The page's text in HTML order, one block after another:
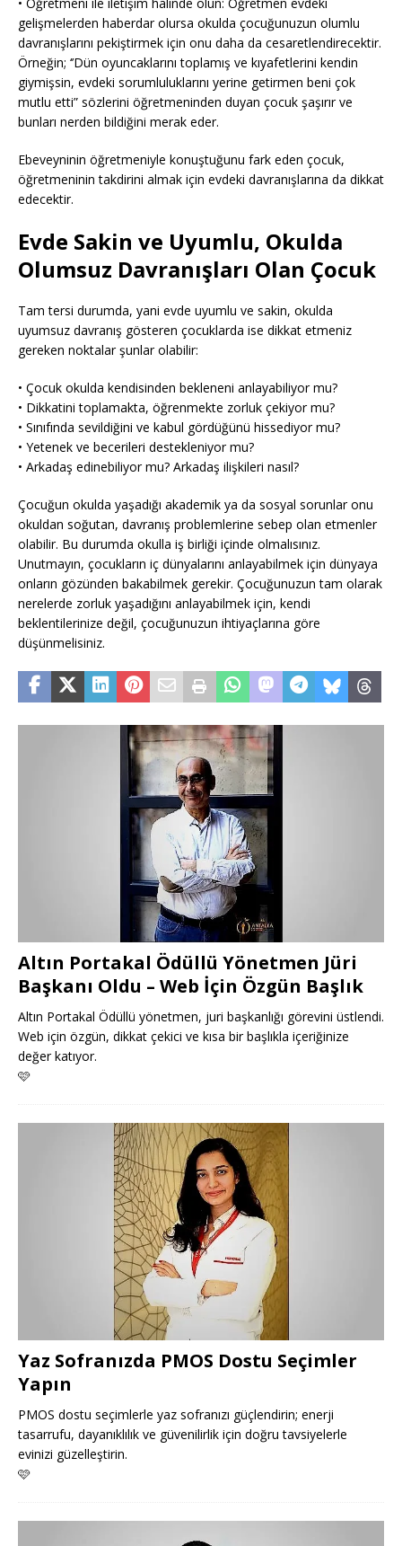
gelişmelerden haberdar olursa okulda çocuğunuzun olumlu
davranışlarını pekiştirmek için onu daha da cesaretlendirecektir.
Örneğin; ‘’Dün oyuncaklarını toplamış ve kıyafetlerini kendin
giymişsin, evdeki sorumluluklarını yerine getirmen beni çok
mutlu etti” sözlerini öğretmeninden duyan çocuk şaşırır ve
bunları nerden bildiğini merak eder.
Ebeveyninin öğretmeniyle konuştuğunu fark eden çocuk,
öğretmeninin takdirini almak için evdeki davranışlarına da dikkat
edecektir.
Evde Sakin ve Uyumlu, Okulda
Olumsuz Davranışları Olan Çocuk
Tam tersi durumda, yani evde uyumlu ve sakin, okulda
uyumsuz davranış gösteren çocuklarda ise dikkat etmeniz
gereken noktalar şunlar olabilir:
• Çocuk okulda kendisinden bekleneni anlayabiliyor mu?
• Dikkatini toplamakta, öğrenmekte zorluk çekiyor mu?
• Sınıfında sevildiğini ve kabul gördüğünü hissediyor mu?
• Yetenek ve becerileri destekleniyor mu?
• Arkadaş edinebiliyor mu? Arkadaş ilişkileri nasıl?
Çocuğun okulda yaşadığı akademik ya da sosyal sorunlar onu
okuldan soğutan, davranış problemlerine sebep olan etmenler
olabilir. Bu durumda okulla iş birliği içinde olmalısınız.
Unutmayın, çocukların iç dünyalarını anlayabilmek için dünyaya
onların gözünden bakabilmek gerekir. Çocuğunuzun tam olarak
nerelerde zorluk yaşadığını anlayabilmek için, kendi
beklentilerinize değil, çocuğunuzun ihtiyaçlarına göre
düşünmelisiniz.
Altın Portakal Ödüllü Yönetmen Jüri
Başkanı Oldu – Web İçin Özgün Başlık
Altın Portakal Ödüllü yönetmen, juri başkanlığı görevini üstlendi.
Web için özgün, dikkat çekici ve kısa bir başlıkla içeriğinize
değer katıyor.
🩷
Yaz Sofranızda PMOS Dostu Seçimler
Yapın
PMOS dostu seçimlerle yaz sofranızı güçlendirin; enerji
tasarrufu, dayanıklılık ve güvenilirlik için doğru tavsiyelerle
evinizi güzelleştirin.
🩷